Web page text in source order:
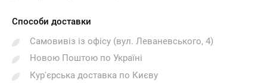
Способи доставки
Самовивіз із офісу (вул. Леваневського, 4)
Новою Поштою по Україні
Кур'єрська доставка по Києву